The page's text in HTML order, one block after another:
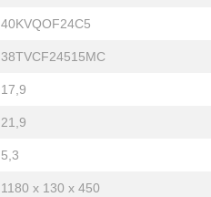
40KVQOF24C5
38TVCF24515MC
17,9
21,9
5,3
1180 x 130 x 450